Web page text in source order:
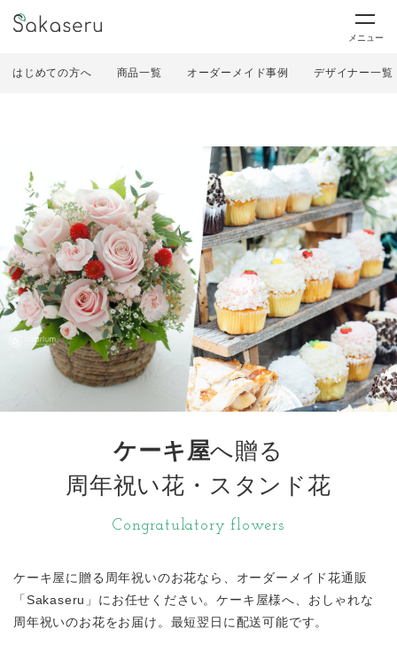
メニュー
はじめての方へ 商品一覧 オーダーメイド事例 デザイナー一覧
ケーキ屋へ贈る
周年祝い花・スタンド花
Congratulatory flowers
ケーキ屋に贈る周年祝いのお花なら、オーダーメイド花通販
「Sakaseru」にお任せください。ケーキ屋様へ、おしゃれな
周年祝いのお花をお届け。最短翌日に配送可能です。